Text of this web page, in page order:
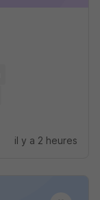
il y a 2 heures